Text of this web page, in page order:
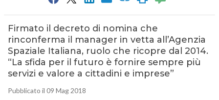
Firmato il decreto di nomina che
rinconferma il manager in vetta all’Agenzia
Spaziale Italiana, ruolo che ricopre dal 2014.
“La sfida per il futuro è fornire sempre più
servizi e valore a cittadini e imprese”
Pubblicato il 09 Mag 2018